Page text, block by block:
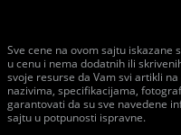
Sve cene na ovom sajtu iskazane
u cenu i nema dodatnih ili
svoje resurse da Vam svi artikli
nazivima, specifikacijama,
garantovati da su sve navedene
sajtu u potpunosti ispravne.